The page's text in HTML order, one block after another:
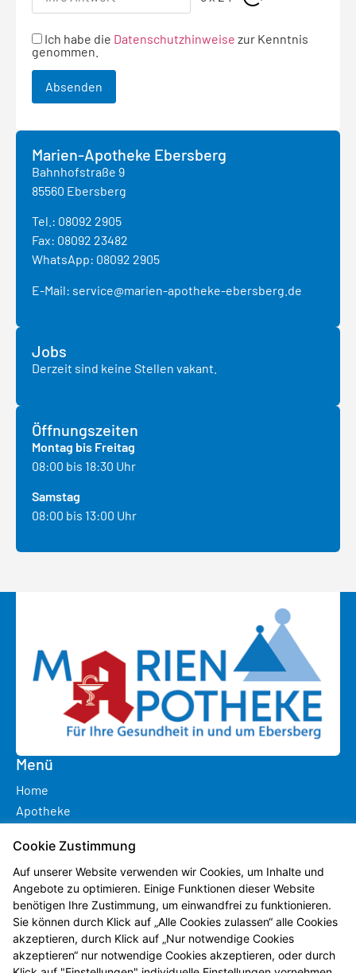
Ich habe die Datenschutzhinweise zur Kenntnis
genommen.
Marien-Apotheke Ebersberg
Bahnhofstraße 9
85560 Ebersberg
Tel.: 08092 2905
Fax: 08092 23482
WhatsApp: 08092 2905
E-Mail: service@marien-apotheke-ebersberg.de
Jobs
Derzeit sind keine Stellen vakant.
Öffnungszeiten
Montag bis Freitag
08:00 bis 18:30 Uhr
Samstag
08:00 bis 13:00 Uhr
Menü
Home
Apotheke
Angebote
Vorbestellung
Kontakt
Leistungen
Service
Cookie Zustimmung
Auf unserer Website verwenden wir Cookies, um Inhalte und
Angebote zu optimieren. Einige Funktionen dieser Website
benötigen Ihre Zustimmung, um einwandfrei zu funktionieren.
Sie können durch Klick auf „Alle Cookies zulassen“ alle Cookies
akzeptieren, durch Klick auf „Nur notwendige Cookies
akzeptieren“ nur notwendige Cookies akzeptieren, oder durch